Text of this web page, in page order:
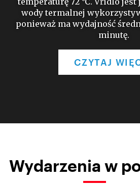
wody termalnej
ponieważ ma wydajność
minutę.
CZYTAJ
Wydarzenia w